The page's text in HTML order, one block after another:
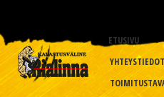
ETUSIVU
YHTEYSTIEDOT